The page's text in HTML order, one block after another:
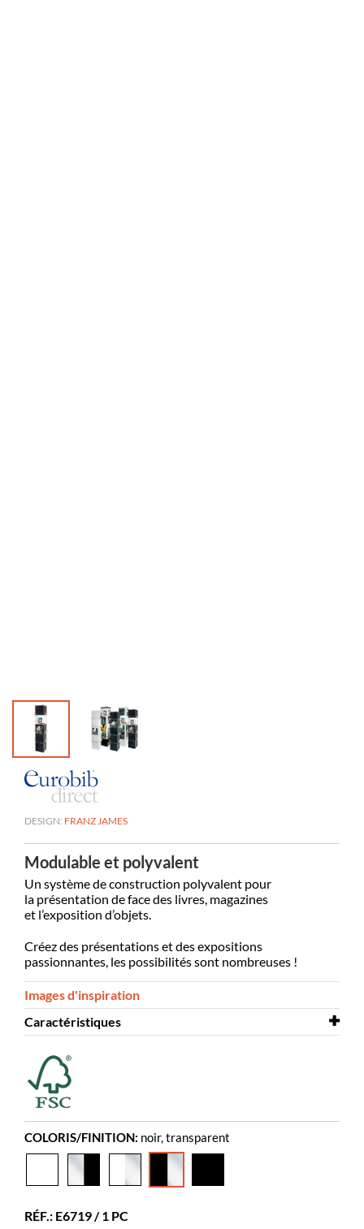
DESIGN: FRANZ JAMES
Modulable et polyvalent
Un système de construction polyvalent pour
la présentation de face des livres, magazines
et l’exposition d’objets.
Créez des présentations et des expositions
passionnantes, les possibilités sont nombreuses !
Images d'inspiration
Caractéristiques
Largeur
Profondeur
Hauteur
Coloris
noir, transparent
Matériaux
acrylique opaque, acrylique
transparent, PMMA
Montage à
prévoir
COLORIS/FINITION: noir, transparent
RÉF.: E6719 / 1 PC